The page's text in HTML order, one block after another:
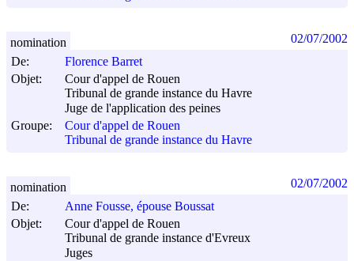
De:
Florence Barret
Objet:
Cour d'appel de Rouen
Tribunal de grande instance du Havre
Juge de l'application des peines
Groupe:
Cour d'appel de Rouen
Tribunal de grande instance du Havre
nomination 02/07/2002
De:
Anne Fousse, épouse Boussat
Objet:
Cour d'appel de Rouen
Tribunal de grande instance d'Evreux
Juges
nomination 02/07/2002